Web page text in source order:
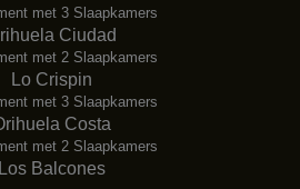
met 3 Slaapkamers
Ciudad
met 2 Slaapkamers
Lo Crispin
met 3 Slaapkamers
Costa
met 2 Slaapkamers
Los Balcones